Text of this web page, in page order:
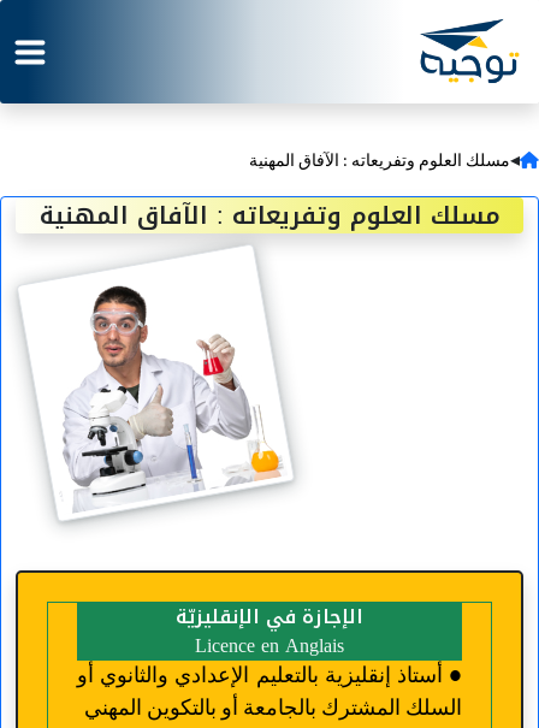
◂مسلك العلوم وتفريعاته : الآفاق المهنية
مسلك العلوم وتفريعاته : الآفاق المهنية
الإجازة في الإنقليزيّة
Licence en Anglais
● أستاذ إنقليزية بالتعليم الإعدادي والثانوي أو
السلك المشترك بالجامعة أو بالتكوين المهني